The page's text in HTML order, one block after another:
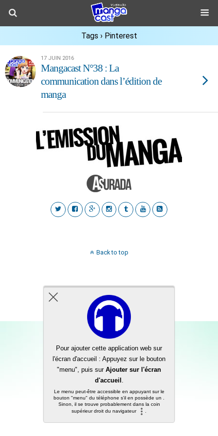
Tags › Pinterest
17 JUIN 2016
Mangacast N°38 : La
communication dans l’édition de
manga
Back to top